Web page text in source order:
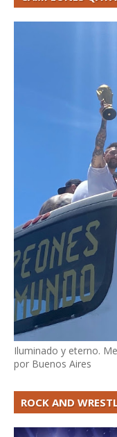
Iluminado y eterno.
por Buenos Aires
ROCK AND